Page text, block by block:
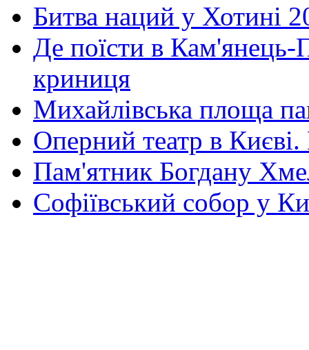
Битва наций у Хотині
Де поїсти в Кам'янець-
криниця
Михайлівська площа
Оперний театр в
Пам'ятник Богдану
Софіївський собор у